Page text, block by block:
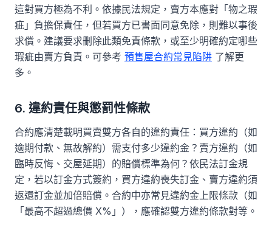
這對買方極為不利。依據民法規定，賣方本應對「物之瑕
疵」負擔保責任，但若買方已書面同意免除，則難以事後
求償。建議要求刪除此類免責條款，或至少明確約定哪些
瑕疵由賣方負責。可參考 預售屋合約常見陷阱 了解更
多。
6. 違約責任與懲罰性條款
合約應清楚載明買賣雙方各自的違約責任：買方違約（如
逾期付款、無故解約）需支付多少違約金？賣方違約（如
臨時反悔、交屋延期）的賠償標準為何？依民法訂金規
定，若以訂金方式簽約，買方違約喪失訂金、賣方違約須
返還訂金並加倍賠償。合約中亦常見違約金上限條款（如
「最高不超過總價 X%」），應確認雙方違約條款對等。